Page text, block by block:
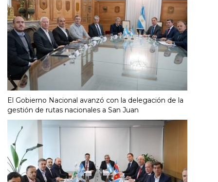
El Gobierno Nacional avanzó con la delegación de la
gestión de rutas nacionales a San Juan